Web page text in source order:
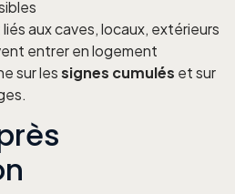
aux caves, locaux, extérieurs
entrer en logement
sur lessignes cumulés et sur